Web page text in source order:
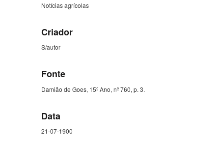
Notícias agrícolas
Criador
S/autor
Fonte
Damião de Goes, 15º Ano, nº 760, p. 3.
Data
21-07-1900